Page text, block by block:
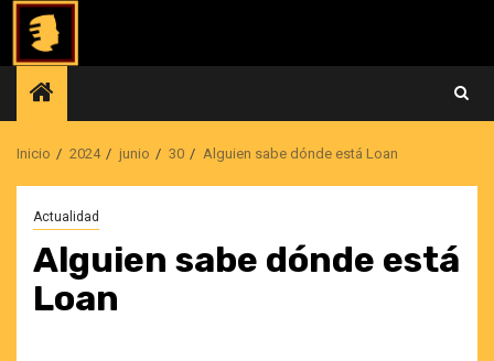
Saltar
contenido
Inicio 2024 junio 30 Alguien sabe dónde está Loan
Actualidad
Alguien sabe dónde está
Loan